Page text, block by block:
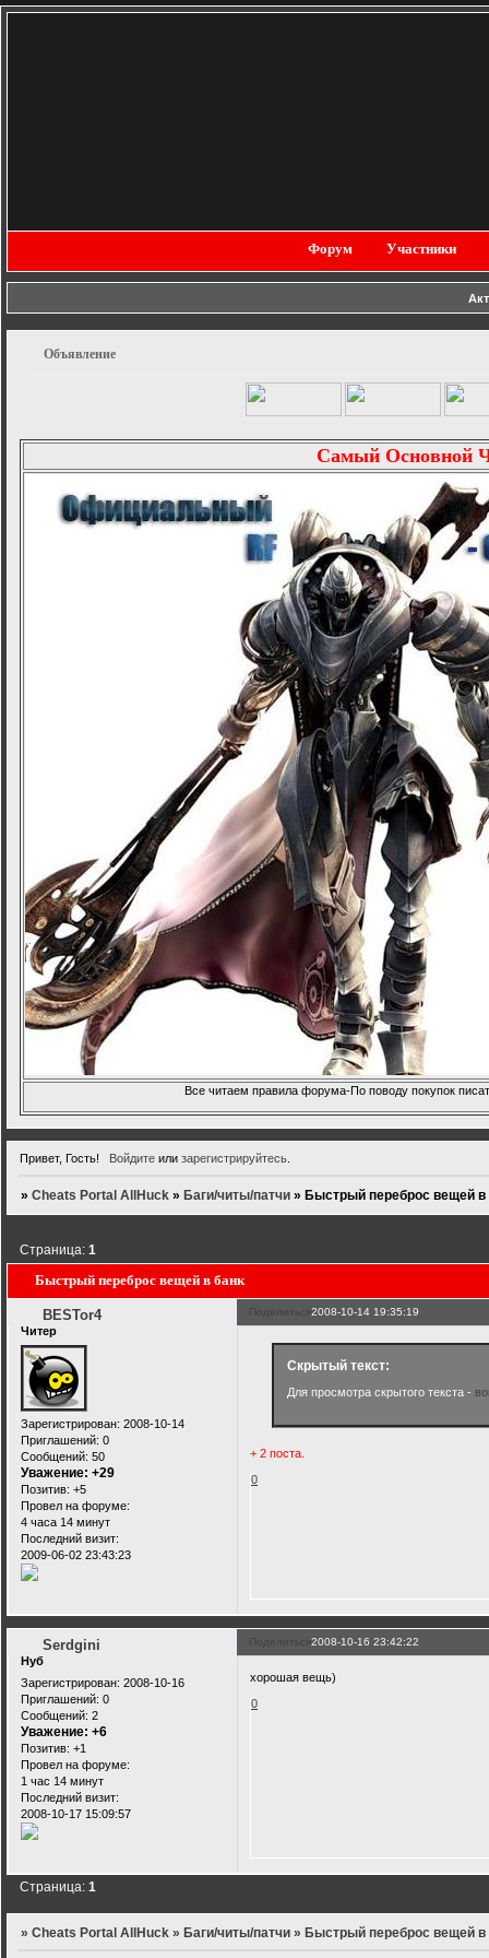
Форум Участники
Объявление
Самый Основной
Все читаем правила форума-По поводу покупок
Привет, Гость! Войдитеили зарегистрируйтесь.
»Cheats Portal AllHuck » Баги/читы/патчи » Быстрый переброс вещей в
Быстрый переброс вещей в банк
Страница:1
Поделиться2008-10-14 19:35:19
BESTor4
Читер
Зарегистрирован: 2008-10-14
Приглашений: 0
Сообщений: 50
Уважение: +29
Позитив: +5
Провел на форуме:
4 часа 14 минут
Последний визит:
2009-06-02 23:43:23
Скрытый текст:
Для просмотра скрытого текста -
+ 2 поста.
0
Поделиться2008-10-16 23:42:22
Serdgini
Нуб
Зарегистрирован: 2008-10-16
Приглашений: 0
Сообщений: 2
Уважение: +6
Позитив: +1
Провел на форуме:
1 час 14 минут
Последний визит:
2008-10-17 15:09:57
хорошая вещь)
0
Страница:1
»Cheats Portal AllHuck » Баги/читы/патчи » Быстрый переброс вещей в